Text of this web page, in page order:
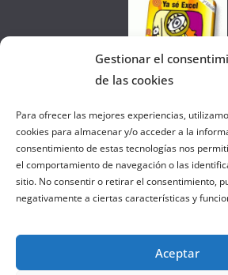
Gestionar el
de las cookies
Para ofrecer las mejores experiencias,
cookies para almacenar y/o acceder a la
consentimiento de estas tecnologías nos
el comportamiento de navegación o las
sitio. No consentir o retirar el consentimiento,
negativamente a ciertas características y
Aceptar
Colaborando con FANATIC